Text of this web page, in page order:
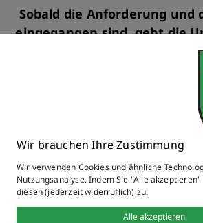
Sobald die Anforderung und
eingegangen sind, geht die
SybilleHaneberg
Standesamt
Wir brauchen Ihre Zustimmung
Wir verwenden Cookies und ähnliche
Nutzungsanalyse. Indem Sie "Alle
diesen (jederzeit widerruflich) zu.
Alle akzeptieren